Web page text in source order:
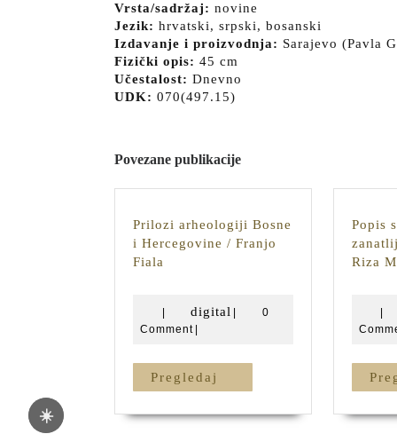
☀️
Vrsta/sadržaj: novine
Jezik: hrvatski, srpski, bosanski
Izdavanje i proizvodnja: Sarajevo (Pavla
Fizički opis: 45 cm
Učestalost: Dnevno
UDK: 070(497.15)
Povezane publikacije
Prilozi arheologiji Bosne
i Hercegovine / Franjo
Fiala
i
Hercegovine
Franjo
Fiala
digital digital
0
Comment
Pregledaj
Popis
Riza